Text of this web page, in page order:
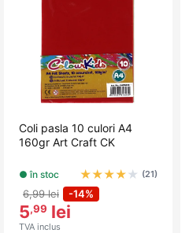
Coli pasla 10 culori A4
160gr Art Craft CK
● în stoc ★★★★ ★ (21)
6,99 lei -14%
5,99 lei
TVA inclus